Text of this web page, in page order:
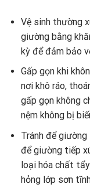
Vệ sinh thường
giường bằng
kỳ để đảm bảo
Gấp gọn khi
nơi khô ráo,
gấp gọn không
nệm không bị
Tránh để
để giường tiếp
loại hóa chất
hỏng lớp sơn